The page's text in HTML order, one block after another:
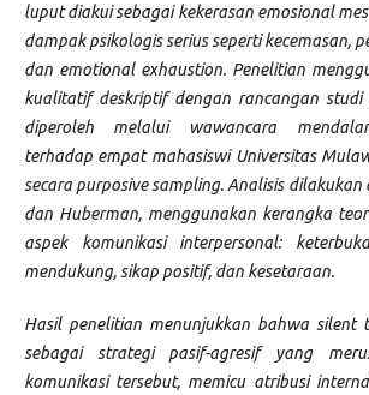
luput diakui sebagai kekerasan emosional
dampak psikologis serius seperti kecemasan,
dan emotional exhaustion. Penelitian
kualitatif deskriptif dengan rancangan studi
diperoleh melalui wawancara
terhadap empat mahasiswi Universitas
secara purposive sampling. Analisis dilakukan
dan Huberman, menggunakan kerangka
aspek komunikasi interpersonal:
mendukung, sikap positif, dan kesetaraan.
Hasil penelitian menunjukkan bahwa silent
sebagai strategi pasif-agresif yang
komunikasi tersebut, memicu atribusi